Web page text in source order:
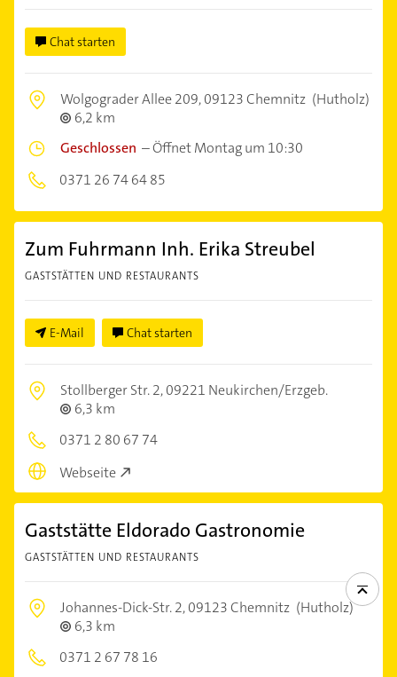
Chat starten
Wolgograder Allee 209,09123 Chemnitz (Hutholz)
6,2 km
Geschlossen –Öffnet Montag um 10:30
0371 26 74 64 85
Zum Fuhrmann Inh. Erika Streubel
GASTSTÄTTEN UND RESTAURANTS
E-Mail Chat starten
Stollberger Str. 2,09221 Neukirchen/Erzgeb.
6,3 km
0371 2 80 67 74
Webseite
Gaststätte Eldorado Gastronomie
GASTSTÄTTEN UND RESTAURANTS
Johannes-Dick-Str. 2,09123 Chemnitz (Hutholz)
6,3 km
0371 2 67 78 16